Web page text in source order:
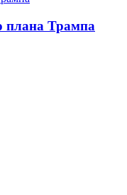
плана Трампа